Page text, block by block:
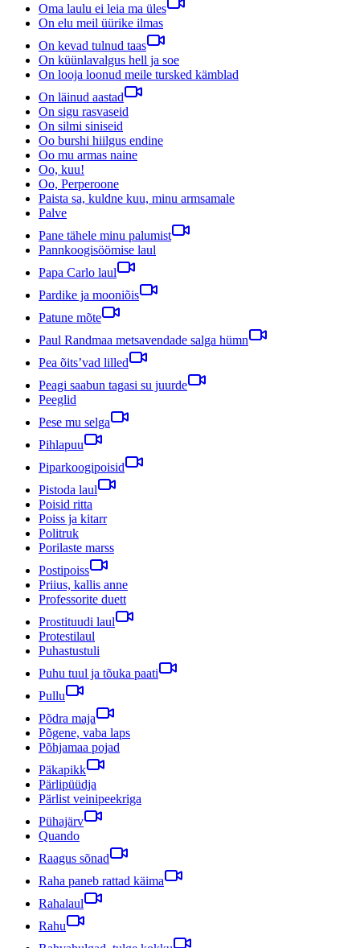
Oma laulu ei leia ma üles
On elu meil üürike ilmas
On kevad tulnud taas
On küünlavalgus hell ja soe
On looja loonud meile tursked kämblad
On läinud aastad
On sigu rasvaseid
On silmi siniseid
Oo burshi hiilgus endine
Oo mu armas naine
Oo, kuu!
Oo, Perperoone
Paista sa, kuldne kuu, minu armsamale
Palve
Pane tähele minu palumist
Pannkoogisöömise laul
Papa Carlo laul
Pardike ja mooniõis
Patune mõte
Paul Randmaa metsavendade salga hümn
Pea õits’vad lilled
Peagi saabun tagasi su juurde
Peeglid
Pese mu selga
Pihlapuu
Piparkoogipoisid
Pistoda laul
Poisid ritta
Poiss ja kitarr
Politruk
Porilaste marss
Postipoiss
Priius, kallis anne
Professorite duett
Prostituudi laul
Protestilaul
Puhastustuli
Puhu tuul ja tõuka paati
Pullu
Põdra maja
Põgene, vaba laps
Põhjamaa pojad
Päkapikk
Pärlipüüdja
Pärlist veinipeekriga
Pühajärv
Quando
Raagus sõnad
Raha paneb rattad käima
Rahalaul
Rahu